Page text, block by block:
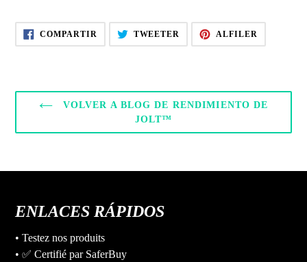
COMPARTIR COMPARTIR
FACEBOOK
TWEETER TUITEAR
TWITTER
ALFILER
VOLVER A BLOG DE RENDIMIENTO DE
JOLT™
ENLACES RÁPIDOS
• Testez nos produits
• ✅ Certifié par SaferBuy